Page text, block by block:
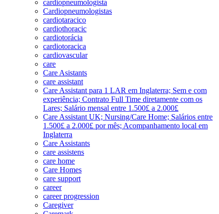
cardiopneumologista
Cardiopneumologistas
cardiotaracico
cardiothoracic
cardiotorácia
cardiotoracica
cardiovascular
care
Care Asistants
care assistant
Care Assistant para 1 LAR em Inglaterra; Sem e com
experiência; Contrato Full Time diretamente com os
Lares; Salário mensal entre 1.500£ a 2.000£
Care Assistant UK; Nursing/Care Home; Salários entre
1.500£ a 2.000£ por mês; Acompanhamento local em
Inglaterra
Care Assistants
care assistens
care home
Care Homes
care support
career
career progression
Caregiver